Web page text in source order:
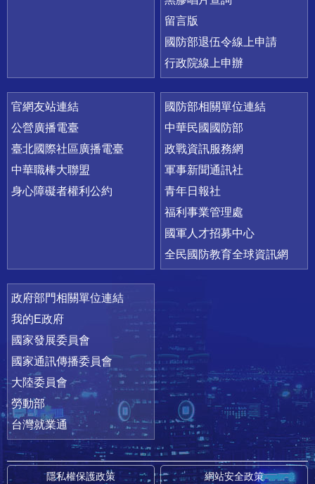
留言版
國防部退伍令線上申請
行政院線上申辦
官網友站連結
公營廣播電臺
臺北國際社區廣播電臺
中華職棒大聯盟
身心障礙者權利公約
國防部相關單位連結
中華民國國防部
政戰資訊服務網
軍事新聞通訊社
青年日報社
福利事業管理處
國軍人才招募中心
全民國防教育全球資訊網
政府部門相關單位連結
我的E政府
國家發展委員會
國家通訊傳播委員會
大陸委員會
勞動部
台灣就業通
隱私權保護政策 網站安全政策